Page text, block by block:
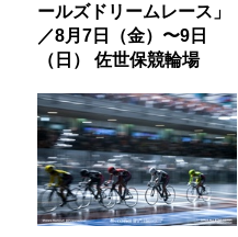
ールズドリームレース」
／8月7日（金）〜9日
（日） 佐世保競輪場